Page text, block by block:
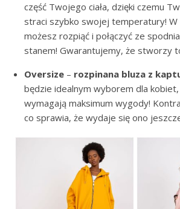
część Twojego ciała, dzięki czemu
straci szybko swojej temperatury! W
możesz rozpiąć i połączyć ze
stanem! Gwarantujemy, że stworzy
Oversize – rozpinana bluza z
będzie idealnym wyborem dla
wymagają maksimum wygody!
co sprawia, że wydaje się ono